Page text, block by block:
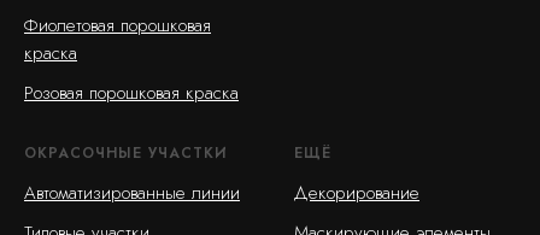
Фиолетовая порошковая
краска
Розовая порошковая краска
ОКРАСОЧНЫЕ УЧАСТКИ
Автоматизированные линии
ЕЩЁ
Декорирование